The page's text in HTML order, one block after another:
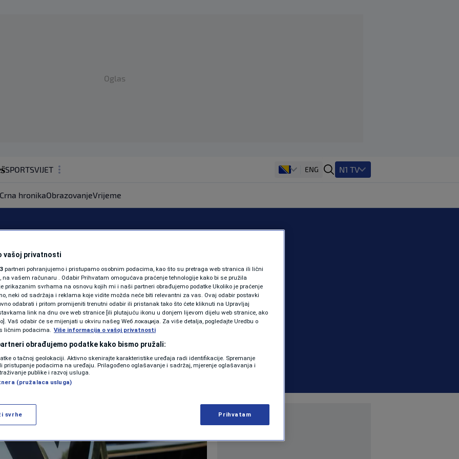
Oglas
SPORTSVIJET
ZDRAVLJE
SHOWBIZ
PODCAST
N1 SPECIJAL
FENOMENI
NEISTRAŽENO
VIRALNO
VIDEO
ENG N1 TV
Crna hronikaObrazovanjeVrijeme
Nema
u Njemačkoj
EKONOMIJA | 0 komentara
Više
vašoj privatnosti
partneri pohranjujemo i pristupamo osobnim podacima, kao što su pretraga web stranica ili lični
na vašem računaru . Odabir Prihvatam omogućava praćenje tehnologije kako bi se pružila
prikazanim svrhama na osnovu kojih mi i naši partneri obrađujemo podatke Ukoliko je praćenje
neki od sadržaja i reklama koje vidite možda neće biti relevantni za vas. Ovaj odabir postavki
odabrati i pritom promijeniti trenutni odabir ili pristanak tako što ćete kliknuti na Upravljaj
link na dnu ove web stranice [ili plutajuću ikonu u donjem lijevom dijelu web stranice, ako
Vaš odabir će se mijenjati u okviru našeg Wеб локација. Za više detalja, pogledajte Uredbu o
ličnim podacima. Više informacija o vašoj privatnosti
obrađujemo podatke kako bismo pružali:
o tačnoj geolokaciji. Aktivno skenirajte karakteristike uređaja radi identifikacije. Spremanje
pristupanje podacima na uređaju. Prilagođeno oglašavanje i sadržaj, mjerenje oglašavanja i
publike i razvoj usluga.
(pružalaca usluga)
svrhe Prihvatam